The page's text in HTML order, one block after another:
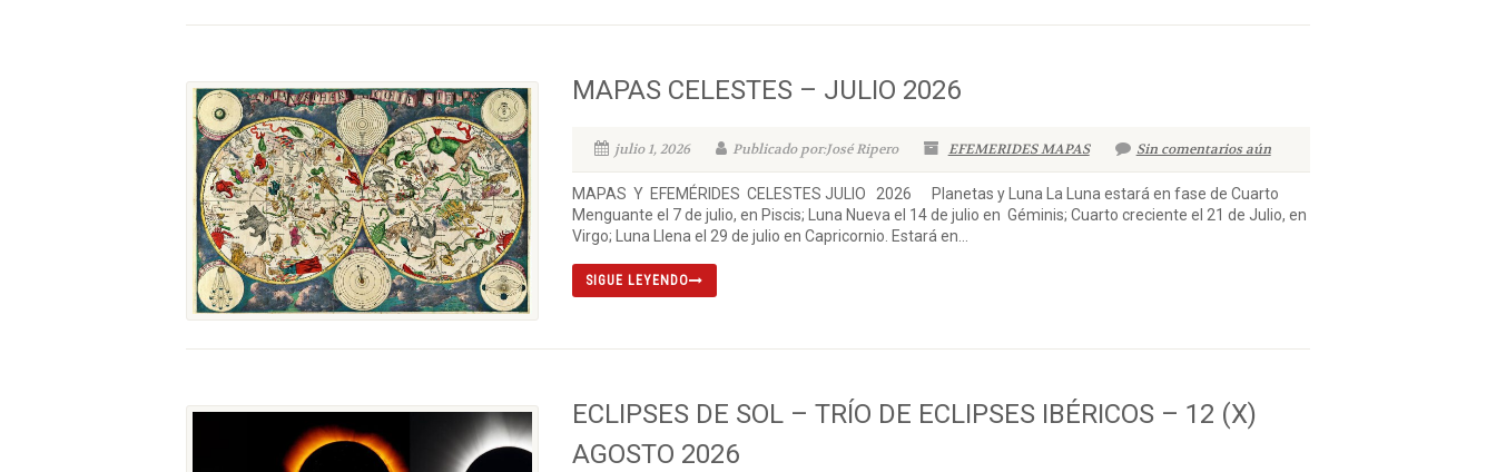
MAPAS CELESTES – JULIO 2026
julio 1, 2026 Publicado por:José Ripero EFEMERIDES MAPAS Sin comentarios aún
MAPAS Y EFEMÉRIDES CELESTES JULIO 2026 Planetas y Luna La Luna estará en fase de Cuarto
Menguante el 7 de julio, en Piscis; Luna Nueva el 14 de julio en Géminis; Cuarto creciente el 21 de Julio, en
Virgo; Luna Llena el 29 de julio en Capricornio. Estará en...
SIGUE LEYENDO
ECLIPSES DE SOL – TRÍO DE ECLIPSES IBÉRICOS – 12 (X)
AGOSTO 2026